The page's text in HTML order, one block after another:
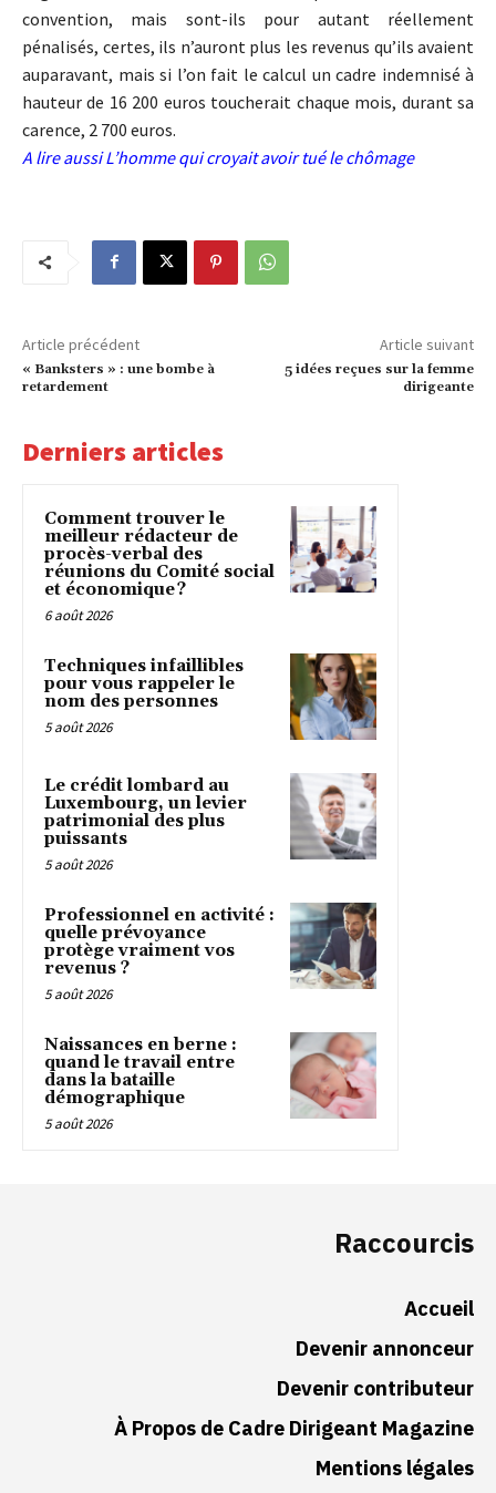
convention, mais sont-ils pour autant réellement
pénalisés, certes, ils n’auront plus les revenus qu’ils avaient
auparavant, mais si l’on fait le calcul un cadre indemnisé à
hauteur de 16 200 euros toucherait chaque mois, durant sa
carence, 2 700 euros.
A lire aussiL’homme qui croyait avoir tué le chômage
Article précédent
« Banksters » : une bombe à
retardement
Article suivant
5 idées reçues sur la femme
dirigeante
Derniers articles
Comment trouver le
meilleur rédacteur de
procès-verbal des
réunions du Comité social
et économique ?
6 août 2026
Techniques infaillibles
pour vous rappeler le
nom des personnes
5 août 2026
Le crédit lombard au
Luxembourg, un levier
patrimonial des plus
puissants
5 août 2026
Professionnel en activité :
quelle prévoyance
protège vraiment vos
revenus ?
5 août 2026
Naissances en berne :
quand le travail entre
dans la bataille
démographique
5 août 2026
Raccourcis
Accueil
Devenir annonceur
Devenir contributeur
À Propos de Cadre Dirigeant Magazine
Mentions légales